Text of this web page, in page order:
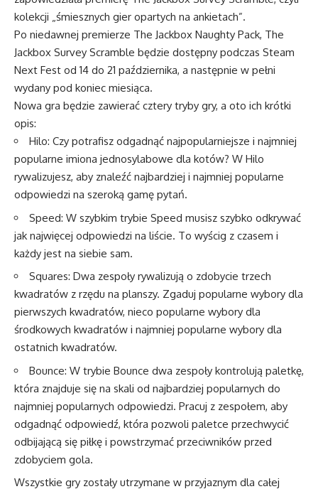
kolekcji „śmiesznych gier opartych na ankietach”.
Po niedawnej premierze The Jackbox Naughty Pack, The
Jackbox Survey Scramble będzie dostępny podczas Steam
Next Fest od 14 do 21 października, a następnie w pełni
wydany pod koniec miesiąca.
Nowa gra będzie zawierać cztery tryby gry, a oto ich krótki
opis:
Hilo: Czy potrafisz odgadnąć najpopularniejsze i najmniej
popularne imiona jednosylabowe dla kotów? W Hilo
rywalizujesz, aby znaleźć najbardziej i najmniej popularne
odpowiedzi na szeroką gamę pytań.
Speed: W szybkim trybie Speed musisz szybko odkrywać
jak najwięcej odpowiedzi na liście. To wyścig z czasem i
każdy jest na siebie sam.
Squares: Dwa zespoły rywalizują o zdobycie trzech
kwadratów z rzędu na planszy. Zgaduj popularne wybory dla
pierwszych kwadratów, nieco popularne wybory dla
środkowych kwadratów i najmniej popularne wybory dla
ostatnich kwadratów.
Bounce: W trybie Bounce dwa zespoły kontrolują paletkę,
która znajduje się na skali od najbardziej popularnych do
najmniej popularnych odpowiedzi. Pracuj z zespołem, aby
odgadnąć odpowiedź, która pozwoli paletce przechwycić
odbijającą się piłkę i powstrzymać przeciwników przed
zdobyciem gola.
Wszystkie gry zostały utrzymane w przyjaznym dla całej